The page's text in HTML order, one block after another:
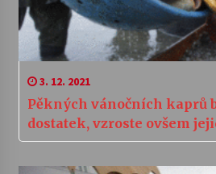
3. 12. 2021
Pěkných vánočních kaprů
dostatek, vzroste ovšem